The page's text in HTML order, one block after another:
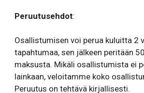
Peruutusehdot:
Osal­lis­tu­misen voi perua kuluitta 2
tapah­tumaa, sen jälkeen peritään
mak­susta. Mikäli osal­lis­tu­mista ei
lainkaan, veloi­tamme koko
Peruutus on tehtävä kirjal­li­sesti.